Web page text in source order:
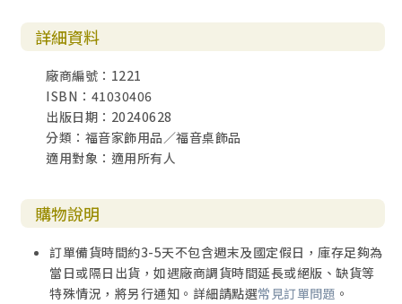
詳細資料
廠商編號：1221
ISBN：41030406
出版日期：20240628
分類：福音家飾用品／福音桌飾品
適用對象：適用所有人
購物說明
訂單備貨時間約3-5天不包含週末及國定假日，庫存足夠為
當日或隔日出貨，如遇廠商調貨時間延長或絕版、缺貨等
特殊情況，將另行通知。詳細請點選常見訂單問題 。